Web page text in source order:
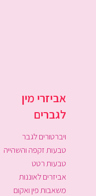
אביזרי מין
לגברים
ויברטורים לגבר
טבעות זקפה והשהייה
טבעות רטט
אביזרים לאוננות
משאבות פין ואקום